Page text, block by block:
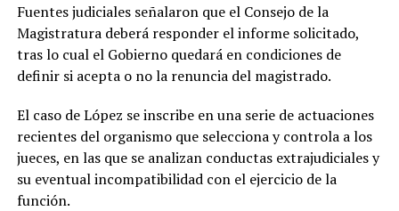
Fuentes judiciales señalaron que el Consejo de la
Magistratura deberá responder el informe solicitado,
tras lo cual el Gobierno quedará en condiciones de
definir si acepta o no la renuncia del magistrado.
El caso de López se inscribe en una serie de actuaciones
recientes del organismo que selecciona y controla a los
jueces, en las que se analizan conductas extrajudiciales y
su eventual incompatibilidad con el ejercicio de la
función.